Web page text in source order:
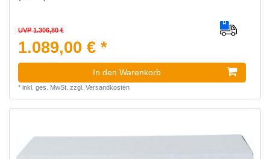
UVP 1.306,80 €
1.089,00 € *
In den Warenkorb
* inkl. ges. MwSt. zzgl. Versandkosten